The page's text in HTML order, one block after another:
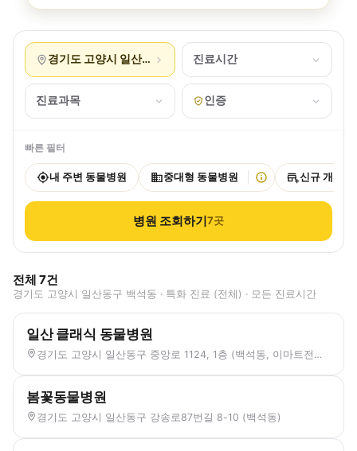
경기도 고양시 일산동구 백석동진료시간
진료과목 인증
빠른 필터
내 주변 동물병원 중대형 동물병원 신규 개원
병원 조회하기7곳
전체 7건
경기도 고양시 일산동구 백석동 · 특화 진료 (전체) · 모든 진료시간
일산 클래식 동물병원
경기도 고양시 일산동구 중앙로 1124, 1층 (백석동, 이마트전용관)
봄꽃동물병원
경기도 고양시 일산동구 강송로87번길 8-10 (백석동)